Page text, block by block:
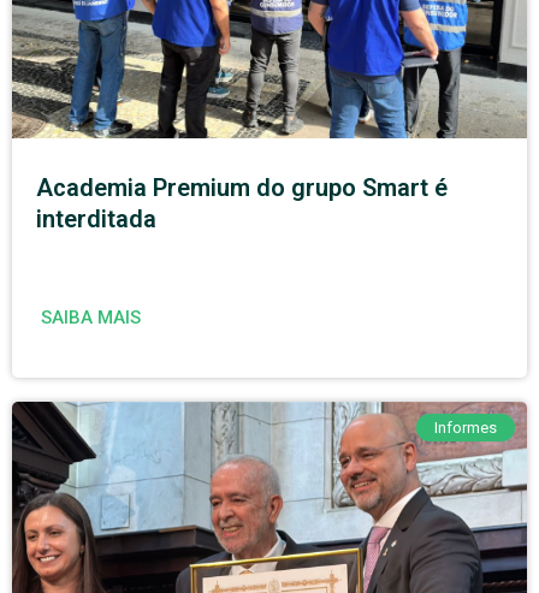
Academia Premium do grupo Smart é
interditada
SAIBA MAIS
Informes